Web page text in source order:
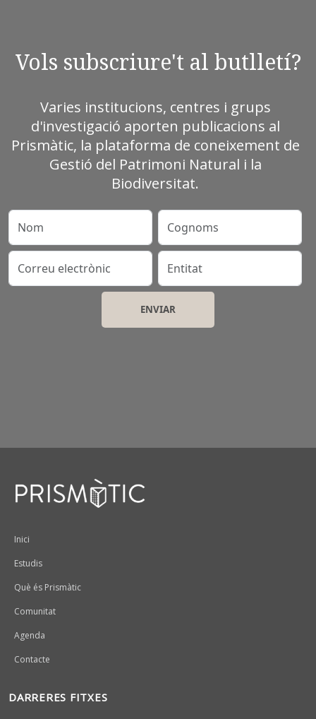
Vols subscriure't al butlletí?
Varies institucions, centres i grups
d'investigació aporten publicacions al
Prismàtic, la plataforma de coneixement de
Gestió del Patrimoni Natural i la
Biodiversitat.
Nom Cognoms
Correu electrònic Entitat
Peu
Inici
Estudis
Què és Prismàtic
Comunitat
Agenda
Contacte
DARRERES FITXES